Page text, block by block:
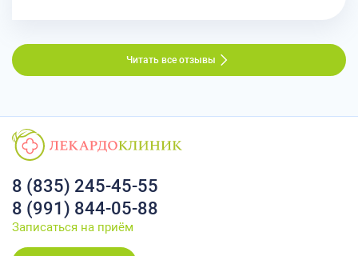
Читать все отзывы
8 (835) 245-45-55
8 (991) 844-05-88
Записаться на приём